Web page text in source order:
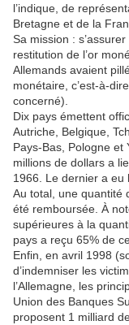
l’indique, de
Bretagne et de la
Sa mission :
restitution de l’or
Allemands avaient
monétaire, c’est-à-
concerné).
Dix pays émettent
Autriche, Belgique,
Pays-Bas, Pologne et
millions de dollars a
1966. Le dernier a eu
Au total, une quantité
été remboursée. À
supérieures à la
pays a reçu 65% de
Enfin, en avril 1998
d’indemniser les
l’Allemagne, les
Union des Banques
proposent 1 milliard